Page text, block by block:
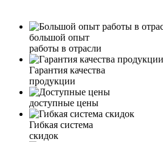
большой опыт
работы в отрасли
Гарантия качества
продукции
доступные цены
Гибкая система
скидок